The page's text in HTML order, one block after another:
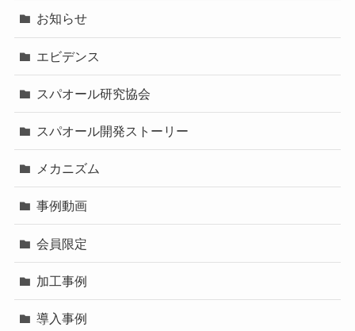
お知らせ
エビデンス
スパオール研究協会
スパオール開発ストーリー
メカニズム
事例動画
会員限定
加工事例
導入事例